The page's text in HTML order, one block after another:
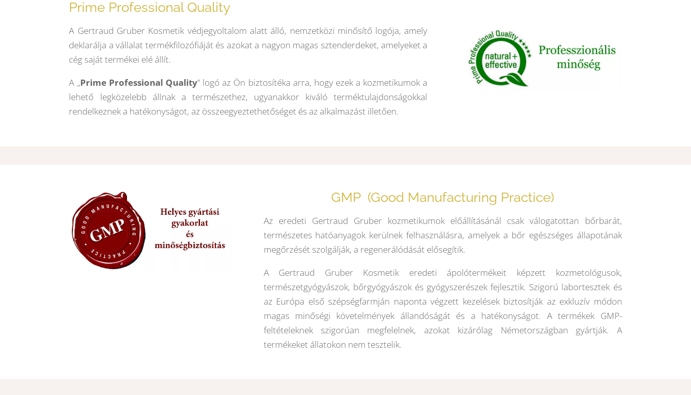
Prime Professional Quality
A Gertraud Gruber Kosmetik védjegyoltalom alatt álló, nemzetközi minősítő logója, amely
deklarálja a vállalat termékfilozófiáját és azokat a nagyon magas sztenderdeket, amelyeket a
cég saját termékei elé állít.
A „Prime Professional Quality” logó az Ön biztosítéka arra, hogy ezek a kozmetikumok a
lehető legközelebb állnak a természethez, ugyanakkor kiváló terméktulajdonságokkal
rendelkeznek a hatékonyságot, az összeegyeztethetőséget és az alkalmazást illetően.
GMP (Good Manufacturing Practice)
Az eredeti Gertraud Gruber kozmetikumok előállításánál csak válogatottan bőrbarát,
természetes hatóanyagok kerülnek felhasználásra, amelyek a bőr egészséges állapotának
megőrzését szolgálják, a regenerálódását elősegítik.
A Gertraud Gruber Kosmetik eredeti ápolótermékeit képzett kozmetológusok,
természetgyógyászok, bőrgyógyászok és gyógyszerészek fejlesztik. Szigorú labortesztek és
az Európa első szépségfarmján naponta végzett kezelések biztosítják az exkluzív módon
magas minőségi követelmények állandóságát és a hatékonyságot. A termékek GMP-
feltételeknek szigorúan megfelelnek, azokat kizárólag Németországban gyártják. A
termékeket állatokon nem tesztelik.